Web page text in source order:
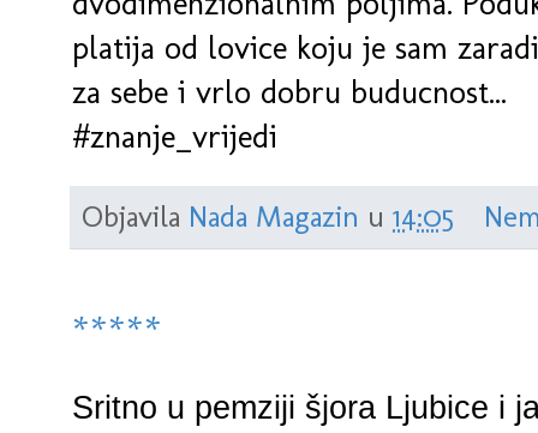
platija od lovice koju je sam
za sebe i vrlo dobru buducnost...
#znanje_vrijedi
Objavila Nada Magazin u 14:05
*****
Sritno u pemziji šjora Ljubice i